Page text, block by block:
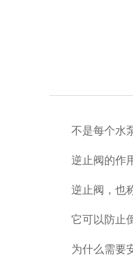
不是每个水泵
逆止阀的作用
逆止阀，也称
它可以防止倒
为什么需要安